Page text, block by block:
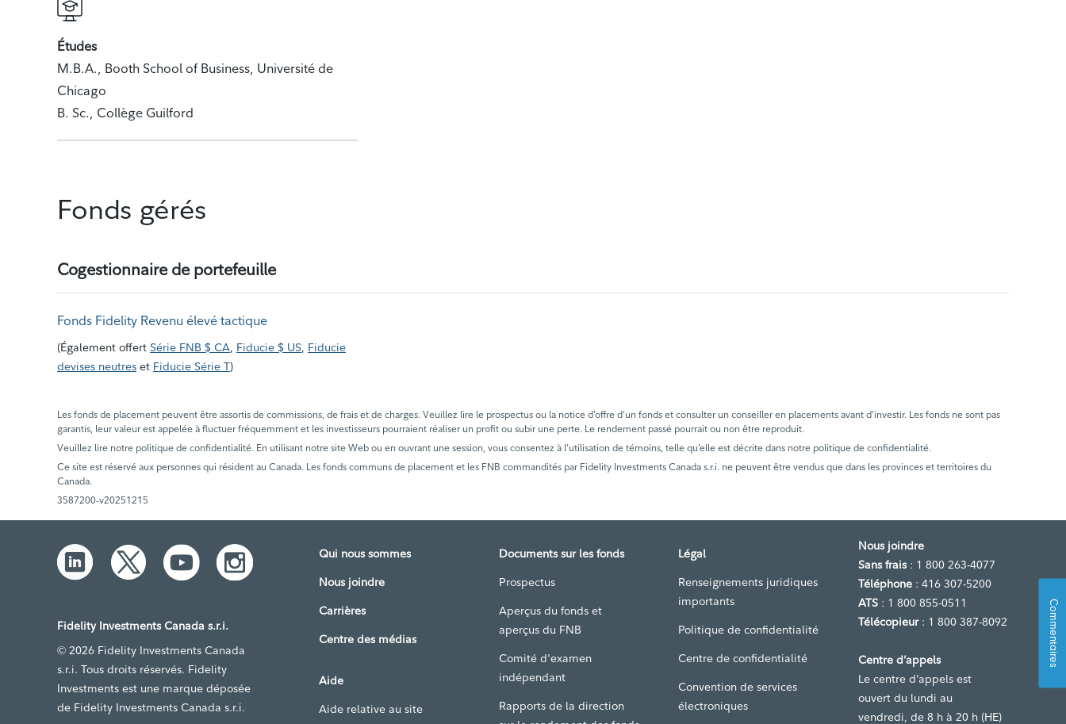
Études
M.B.A., Booth School of Business, Université de
Chicago
B. Sc., Collège Guilford
Fonds gérés
Cogestionnaire de portefeuille
Fonds Fidelity Revenu élevé tactique
(Également offert Série FNB $ CA, Fiducie $ US, Fiducie
devises neutres et Fiducie Série T)
Les fonds de placement peuvent être assortis de commissions, de frais et de charges. Veuillez lire le prospectus ou la notice d’offre d’un fonds et consulter un conseiller en placements avant d’investir. Les fonds ne sont pas
garantis, leur valeur est appelée à fluctuer fréquemment et les investisseurs pourraient réaliser un profit ou subir une perte. Le rendement passé pourrait ou non être reproduit.
Veuillez lire notre politique de confidentialité. En utilisant notre site Web ou en ouvrant une session, vous consentez à l’utilisation de témoins, telle qu’elle est décrite dans notre politique de confidentialité.
Ce site est réservé aux personnes qui résident au Canada. Les fonds communs de placement et les FNB commandités par Fidelity Investments Canada s.r.i. ne peuvent être vendus que dans les provinces et territoires du
Canada.
3587200-v20251215
Fidelity Investments Canada s.r.i.
© 2026 Fidelity Investments Canada
s.r.i. Tous droits réservés. Fidelity
Investments est une marque déposée
de Fidelity Investments Canada s.r.i.
Qui nous sommes
Nous joindre
Carrières
Centre des médias
Aide
Aide relative au site
Documents sur les fonds
Prospectus
Aperçus du fonds et
aperçus du FNB
Comité d'examen
indépendant
Rapports de la direction
Légal
Renseignements juridiques
importants
Politique de confidentialité
Centre de confidentialité
Convention de services
électroniques
Nous joindre
Sans frais: 1 800 263-4077
Téléphone : 416 307-5200
ATS : 1 800 855-0511
Télécopieur: 1 800 387-8092
Centre d’appels
Le centre d’appels est
ouvert du lundi au
vendredi, de 8 h à 20 h (HE)
Commentaires